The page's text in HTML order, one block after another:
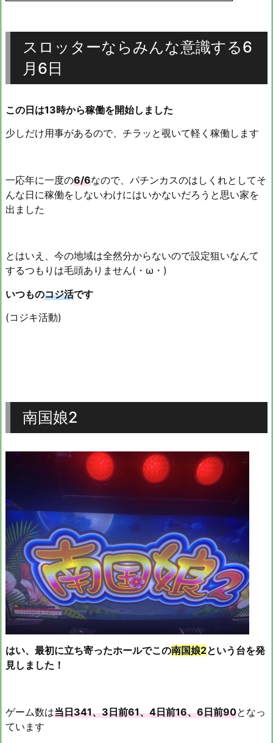
スロッターならみんな意識する6
月6日
この日は13時から稼働を開始しました
少しだけ用事があるので、チラッと覗いて軽く稼働します
一応年に一度の6/6なので、パチンカスのはしくれとしてそ
んな日に稼働をしないわけにはいかないだろうと思い家を
出ました
とはいえ、今の地域は全然分からないので設定狙いなんて
するつもりは毛頭ありません(・ω・)
いつものコジ活です
(コジキ活動)
南国娘2
はい、最初に立ち寄ったホールでこの南国娘2という台を発
見しました！
ゲーム数は当日341、3日前61、4日前16、6日前90となっ
ています